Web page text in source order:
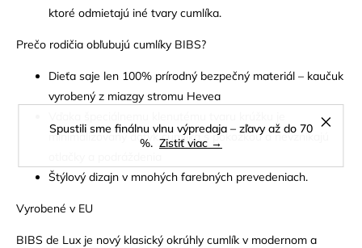
Spustili sme finálnu vlnu výpredaja – zľavy až do 70
%. Zistiť viac →
ktoré odmietajú iné tvary cumlíka.
Prečo rodičia obľubujú cumlíky BIBS?
Dieťa saje len 100% prírodný bezpečný materiál – kaučuk
vyrobený z miazgy stromu Hevea
minimalizovaný dotyk cumlíka s pokožkou a nevznikajú
Štýlový dizajn v mnohých farebných prevedeniach.
Vyrobené v EU
BIBS de Lux je nový klasický okrúhly cumlík v modernom a